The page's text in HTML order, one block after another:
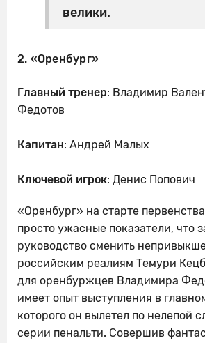
велики.
2. «Оренбург»
Главный тренер: Владимир
Федотов
Капитан: Андрей Малых
Ключевой игрок: Денис Попович
«Оренбург» на старте
просто ужасные показатели, что
руководство сменить
российским реалиям Темури
для оренбуржцев Владимира
имеет опыт выступления в
которого он вылетел по нелепой
серии пенальти. Совершив